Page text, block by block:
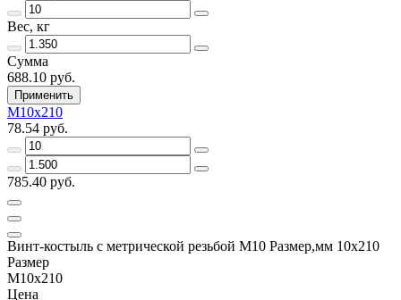
Вес, кг
Сумма
688.10 руб.
Применить
М10х210
78.54 руб.
785.40 руб.
Винт-костыль с метрической резьбой М10 Размер,мм 10х210
Размер
М10х210
Цена